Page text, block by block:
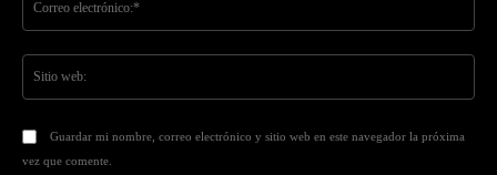
Guardar mi nombre, correo electrónico y sitio web en este navegador la próxima
vez que comente.